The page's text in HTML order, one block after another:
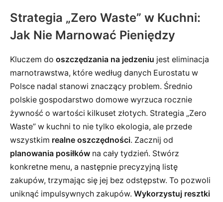
Strategia „Zero Waste” w Kuchni:
Jak Nie Marnować Pieniędzy
Kluczem do oszczędzania na jedzeniu jest eliminacja
marnotrawstwa, które według danych Eurostatu w
Polsce nadal stanowi znaczący problem. Średnio
polskie gospodarstwo domowe wyrzuca rocznie
żywność o wartości kilkuset złotych. Strategia „Zero
Waste” w kuchni to nie tylko ekologia, ale przede
wszystkim realne oszczędności. Zacznij od
planowania posiłków na cały tydzień. Stwórz
konkretne menu, a następnie precyzyjną listę
zakupów, trzymając się jej bez odstępstw. To pozwoli
uniknąć impulsywnych zakupów. Wykorzystuj resztki